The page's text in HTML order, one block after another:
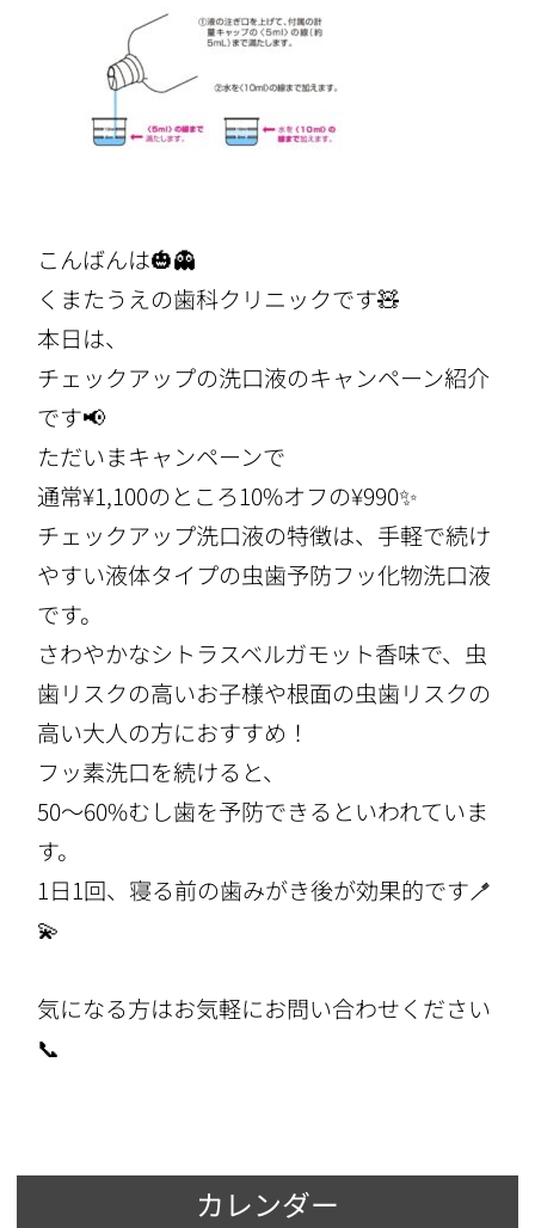
こんばんは🎃👻
くまたうえの歯科クリニックです🧸
本日は、
チェックアップの洗口液のキャンペーン紹介
です📢
ただいまキャンペーンで
通常¥1,100のところ10%オフの¥990✨
チェックアップ洗口液の特徴は、手軽で続け
やすい液体タイプの虫歯予防フッ化物洗口液
です。
さわやかなシトラスベルガモット香味で、虫
歯リスクの高いお子様や根面の虫歯リスクの
高い大人の方におすすめ！
フッ素洗口を続けると、
50～60%むし歯を予防できるといわれていま
す。
1日1回、寝る前の歯みがき後が効果的です🪥
💫
気になる方はお気軽にお問い合わせください
📞
カレンダー